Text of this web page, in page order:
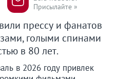
Присылайте »
прессу и фанатов
голыми спинами
в 80 лет.
в 2026 году привлек